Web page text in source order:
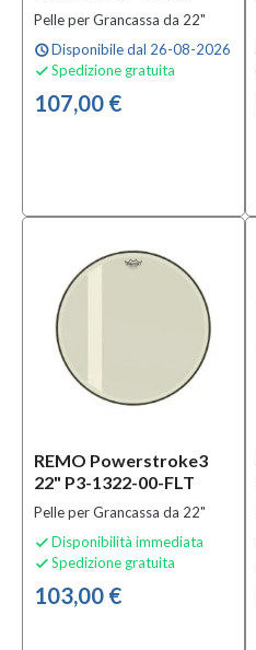
Pelle per Grancassa da 22"
scheduleDisponibile dal 26-08-2026
 Spedizione gratuita
107,00 €
REMO Powerstroke3
22" P3-1322-00-FLT
Pelle per Grancassa da 22"
 Disponibilità immediata
 Spedizione gratuita
103,00 €